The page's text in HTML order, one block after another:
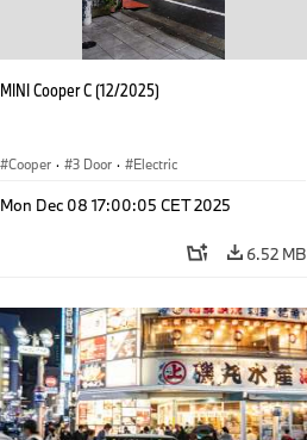
MINI Cooper C (12/2025)
Cooper · 3 Door · Electric
Mon Dec 08 17:00:05 CET 2025
6.52 MB